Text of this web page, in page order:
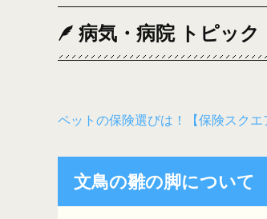
病気・病院 トピック
ペットの保険選びは！【保険スクエ
文鳥の雛の脚について